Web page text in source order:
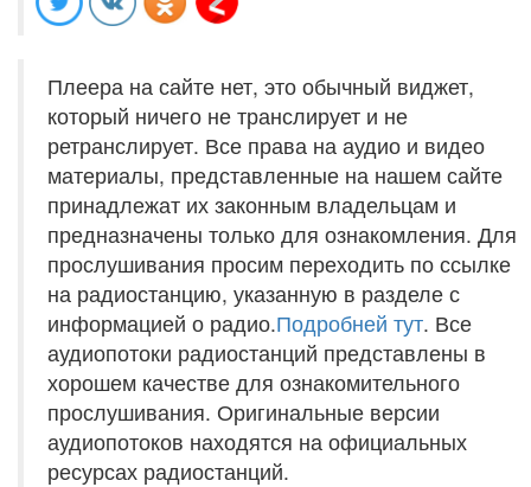
Плеера на сайте нет, это обычный виджет,
который ничего не транслирует и не
ретранслирует. Все права на аудио и видео
материалы, представленные на нашем сайте
принадлежат их законным владельцам и
предназначены только для ознакомления. Для
прослушивания просим переходить по ссылке
на радиостанцию, указанную в разделе с
информацией о радио.Подробней тут. Все
аудиопотоки радиостанций представлены в
хорошем качестве для ознакомительного
прослушивания. Оригинальные версии
аудиопотоков находятся на официальных
ресурсах радиостанций.